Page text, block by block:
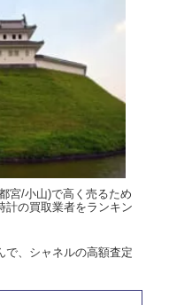
宮/小山)で高く売るため
計の買取業者をランキン
で、シャネルの高額査定